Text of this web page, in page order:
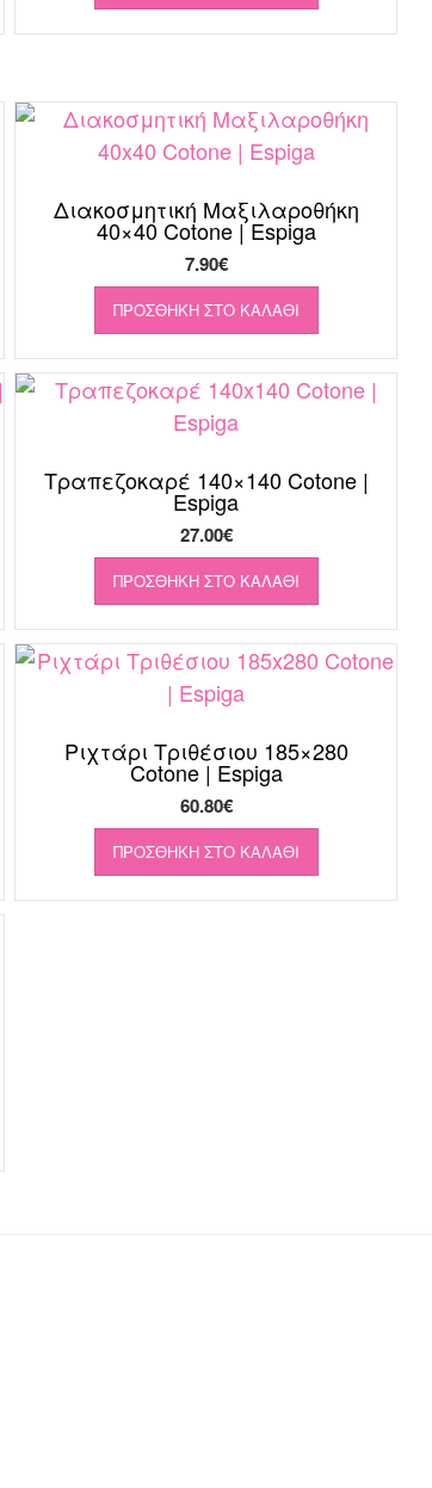
Διακοσμητική Μαξιλαροθήκη
40×40 Cotone | Espiga
7.90€
ΠΡΟΣΘΉΚΗ ΣΤΟ ΚΑΛΆΘΙ
Τραπεζοκαρέ 140×140 Cotone |
Espiga
27.00€
ΠΡΟΣΘΉΚΗ ΣΤΟ ΚΑΛΆΘΙ
Ριχτάρι Τριθέσιου 185×280
Cotone | Espiga
60.80€
ΠΡΟΣΘΉΚΗ ΣΤΟ ΚΑΛΆΘΙ